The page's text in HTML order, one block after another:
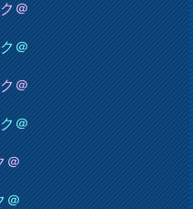
＠
＠
＠
＠
＠
＠